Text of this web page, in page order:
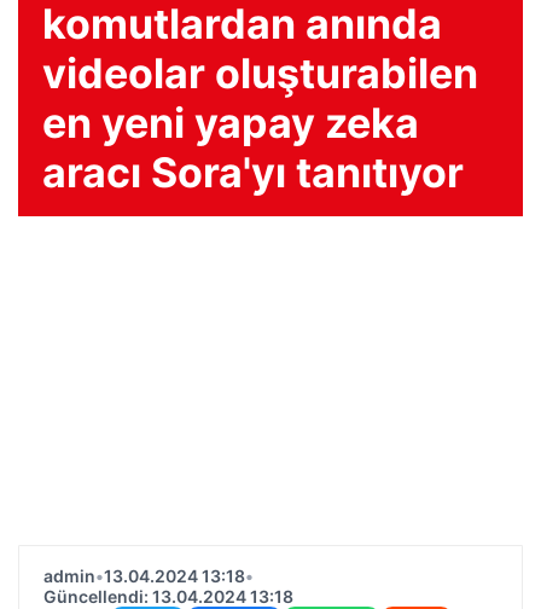
komutlardan anında
videolar oluşturabilen
en yeni yapay zeka
aracı Sora'yı tanıtıyor
admin•13.04.2024 13:18•
Güncellendi: 13.04.2024 13:18